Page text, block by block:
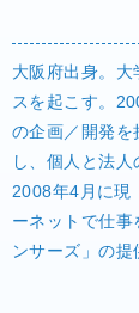
大阪府出身。
スを起こす。
の企画／開発を
し、個人と法人
2008年4月に現
ーネットで仕事
ンサーズ」の提